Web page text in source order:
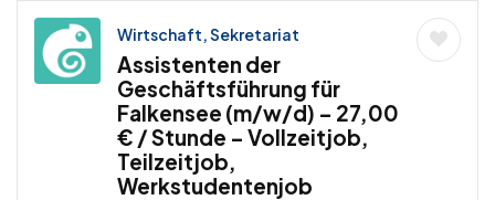
Wirtschaft, Sekretariat
Assistenten der
Geschäftsführung für
Falkensee (m/w/d) – 27,00
€ / Stunde – Vollzeitjob,
Teilzeitjob,
Werkstudentenjob